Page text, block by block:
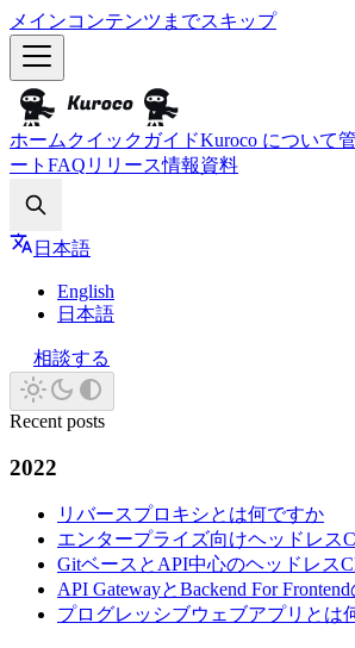
メインコンテンツまでスキップ
ホーム クイックガイドKuroco について
ート FAQ リリース情報資料
日本語
English
日本語
相談する
Recent posts
2022
リバースプロキシとは何ですか
エンタープライズ向けヘッドレス
GitベースとAPI中心のヘッドレス
API GatewayとBackend For
プログレッシブウェブアプリとは